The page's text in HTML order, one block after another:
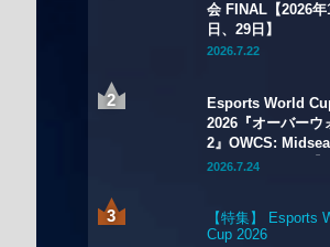
会 FINAL【2026年
日、29日】
2026.7.22
Esports World
2026『オーバーウ
2』OWCS:
Championship【
2026.7.24
【特集】 Esports
Cup 2026